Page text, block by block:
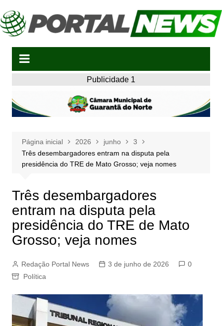
para
o
Publicidade 1
Página inicial 2026 junho
3
Três desembargadores entram na disputa pela
presidência do TRE de Mato Grosso; veja nomes
Três desembargadores
entram na disputa pela
presidência do TRE de Mato
Grosso; veja nomes
Redação Portal News 3 de junho de 2026
0
Política